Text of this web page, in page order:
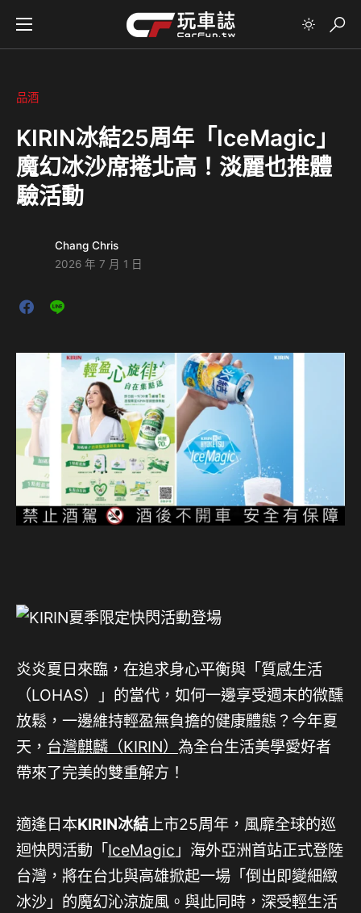
品酒
KIRIN冰結25周年「IceMagic」
魔幻冰沙席捲北高！淡麗也推體
驗活動
Chang Chris
2026 年 7 月 1 日
炎炎夏日來臨，在追求身心平衡與「質感生活
（LOHAS）」的當代，如何一邊享受週末的微醺
放鬆，一邊維持輕盈無負擔的健康體態？今年夏
天， 台灣麒麟（KIRIN） 為全台生活美學愛好者
帶來了完美的雙重解方！
適逢日本KIRIN冰結上市25周年，風靡全球的巡
迴快閃活動「IceMagic 」海外亞洲首站正式登陸
台灣，將在台北與高雄掀起一場「倒出即變細緻
冰沙」的魔幻沁涼旋風。與此同時，深受輕生活